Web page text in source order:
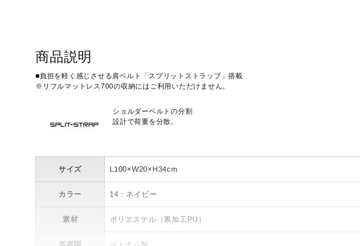
サポーター
ジュニア／キッズ
その他
商品説明
■負担を軽く感じさせる肩ベルト「スプリットストラップ」搭載
※リフルマットレス700の収納にはご利用いただけません。
ショルダーベルトの分割
設計で荷重を分散。
サイズ L100×W20×H34cm
カラー 14：ネイビー
素材 ポリエステル（裏加工PU）
原産国 ベトナム製